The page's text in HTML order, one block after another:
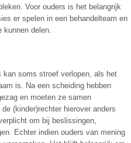
Voor ouders is het belangrijk
er spelen in een behandelteam en
kunnen delen.
kan soms stroef verlopen, als het
is. Na een scheiding hebben
en moeten ze samen
(kinder)rechter hierover anders
om bij beslissingen,
Echter indien ouders van mening